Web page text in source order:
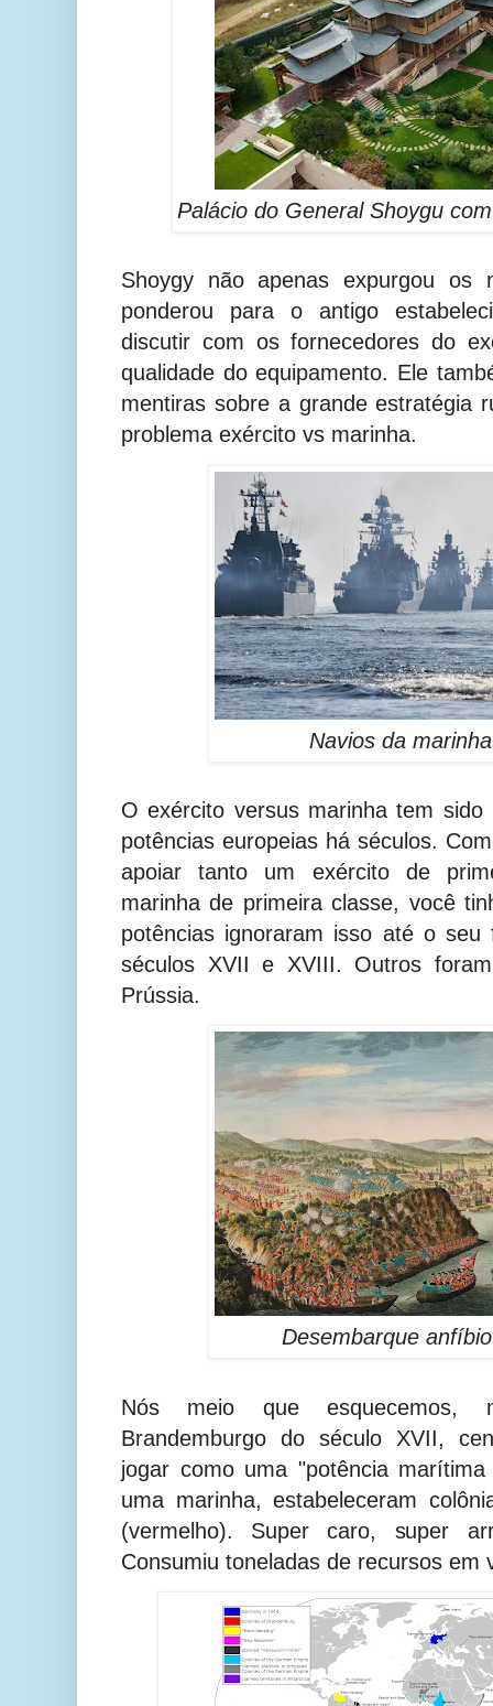
Palácio do General Shoygu
Shoygy não apenas expurgou os
ponderou para o antigo
discutir com os fornecedores do
qualidade do equipamento. Ele
mentiras sobre a grande estratégia
problema exército vs marinha.
Navios da
O exército versus marinha tem sido
potências europeias há séculos.
apoiar tanto um exército de
marinha de primeira classe, você
potências ignoraram isso até o
séculos XVII e XVIII. Outros
Prússia.
Desembarque
Nós meio que esquecemos,
Brandemburgo do século XVII,
jogar como uma "potência
uma marinha, estabeleceram
(vermelho). Super caro, super
Consumiu toneladas de recursos em